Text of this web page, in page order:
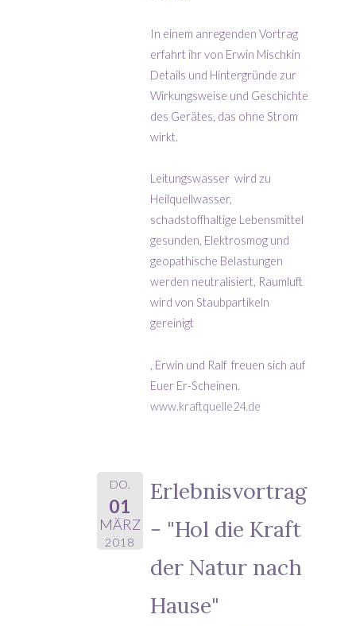
In einem anregenden Vortrag
erfahrt ihr von Erwin Mischkin
Details und Hintergründe zur
Wirkungsweise und Geschichte
des Gerätes, das ohne Strom
wirkt.
Leitungswasser wird zu
Heilquellwasser,
schadstoffhaltige Lebensmittel
gesunden, Elektrosmog und
geopathische Belastungen
werden neutralisiert, Raumluft
wird von Staubpartikeln
gereinigt
, Erwin und Ralf freuen sich auf
Euer Er-Scheinen.
www.kraftquelle24.de
DO.
01
MÄRZ
2018
Erlebnisvortrag
- "Hol die Kraft
der Natur nach
Hause"